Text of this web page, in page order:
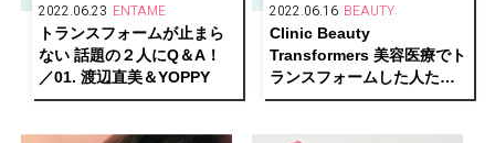
2022.06.23 ENTAME
トランスフォームが止まら
ない 話題の２人にQ＆A！
／01. 渡辺直美＆YOPPY
2022.06.16 BEAUTY
Clinic Beauty
Transformers 美容医療でト
ランスフォームした人たち
／02.愛沢えみり